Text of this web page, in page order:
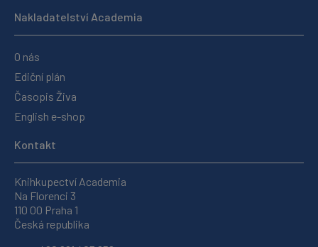
Nakladatelství Academia
O nás
Ediční plán
Časopis Živa
English e-shop
Kontakt
Knihkupectví Academia
Na Florenci 3
110 00 Praha 1
Česká republika